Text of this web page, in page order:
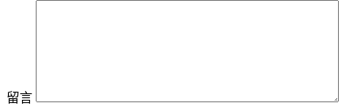
留言